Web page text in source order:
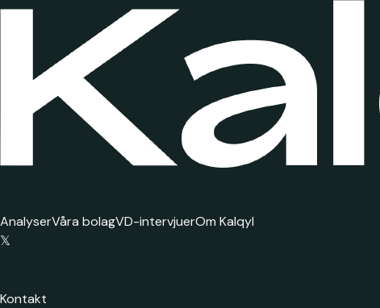
AnalyserVåra bolagVD-intervjuerOm Kalqyl
𝕏
Kontakt